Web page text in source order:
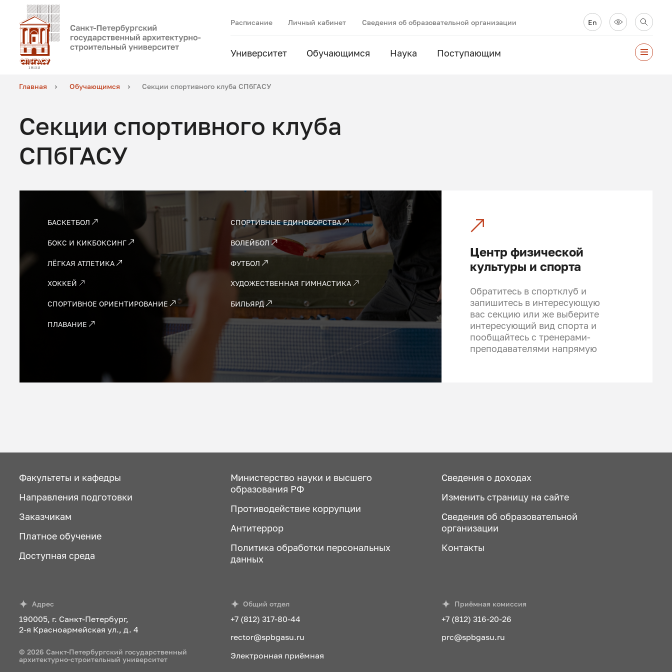
Расписание Личный кабинет Сведения об образовательной организации En
Университет Обучающимся Наука Поступающим
Главная Обучающимся Секции спортивного клуба СПбГАСУ
Секции спортивного клуба
СПбГАСУ
БАСКЕТБОЛ СПОРТИВНЫЕ ЕДИНОБОРСТВА
БОКС И КИКБОКСИНГ ВОЛЕЙБОЛ
ЛЁГКАЯ АТЛЕТИКА ФУТБОЛ
ХОККЕЙ ХУДОЖЕСТВЕННАЯ ГИМНАСТИКА
СПОРТИВНОЕ ОРИЕНТИРОВАНИЕ БИЛЬЯРД
ПЛАВАНИЕ
Центр физической
культуры и спорта
Обратитесь в спортклуб и
запишитесь в интересующую
вас секцию или же выберите
интересующий вид спорта и
пообщайтесь с тренерами-
преподавателями напрямую
Факультеты и кафедры
Направления подготовки
Заказчикам
Платное обучение
Доступная среда
Министерство науки и высшего
образования РФ
Противодействие коррупции
Антитеррор
Политика обработки персональных
данных
Сведения о доходах
Изменить страницу на сайте
Сведения об образовательной
организации
Контакты
Адрес
190005, г. Санкт-Петербург,
2-я Красноармейская ул., д. 4
© 2026 Санкт-Петербургский государственный
архитектурно-строительный университет
Общий отдел
+7 (812) 317-80-44
rector@spbgasu.ru
Электронная приёмная
Приёмная комиссия
+7 (812) 316-20-26
prc@spbgasu.ru